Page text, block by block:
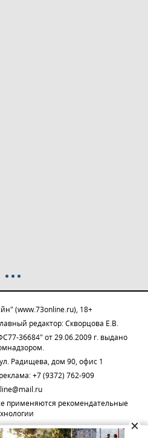
(www.73online.ru), 18+
редактор: Скворцова Е.В.
36684" от 29.06.2009 г. выдано
Радищева, дом 90, офис 1
+7 (9372) 762-909
применяются рекомендательные